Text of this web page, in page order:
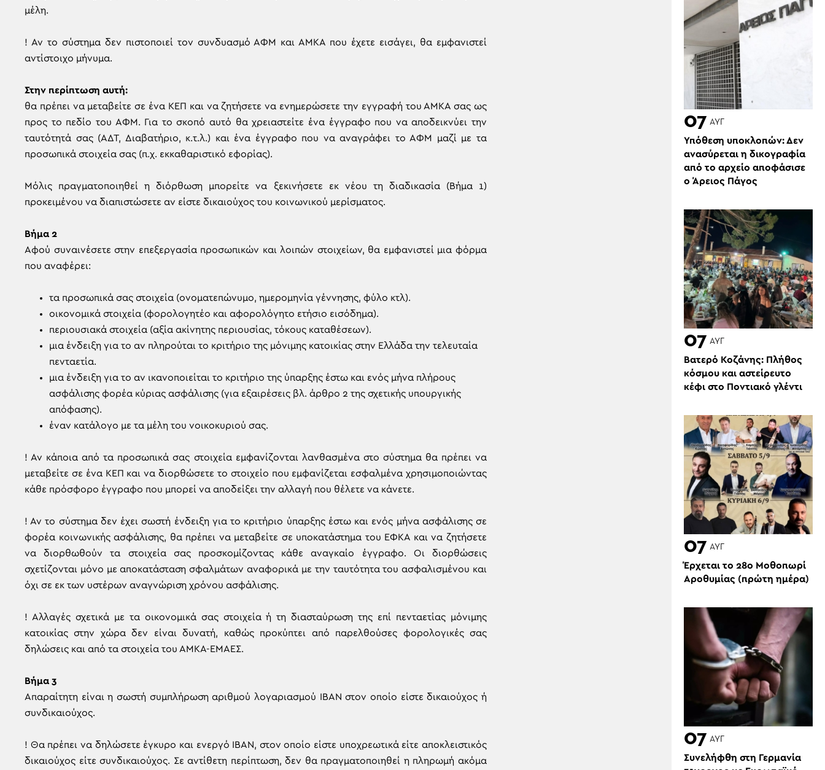
μέλη.
! Αν το σύστημα δεν πιστοποιεί τον συνδυασμό ΑΦΜ και ΑΜΚΑ που έχετε εισάγει, θα εμφανιστεί
αντίστοιχο μήνυμα.
Στην περίπτωση αυτή:
θα πρέπει να μεταβείτε σε ένα ΚΕΠ και να ζητήσετε να ενημερώσετε την εγγραφή του ΑΜΚΑ σας ως
προς το πεδίο του ΑΦΜ. Για το σκοπό αυτό θα χρειαστείτε ένα έγγραφο που να αποδεικνύει την
ταυτότητά σας (ΑΔΤ, Διαβατήριο, κ.τ.λ.) και ένα έγγραφο που να αναγράφει το ΑΦΜ μαζί με τα
προσωπικά στοιχεία σας (π.χ. εκκαθαριστικό εφορίας).
Μόλις πραγματοποιηθεί η διόρθωση μπορείτε να ξεκινήσετε εκ νέου τη διαδικασία (Βήμα 1)
προκειμένου να διαπιστώσετε αν είστε δικαιούχος του κοινωνικού μερίσματος.
Βήμα 2
Αφού συναινέσετε στην επεξεργασία προσωπικών και λοιπών στοιχείων, θα εμφανιστεί μια φόρμα
που αναφέρει:
τα προσωπικά σας στοιχεία (ονοματεπώνυμο, ημερομηνία γέννησης, φύλο κτλ).
οικονομικά στοιχεία (φορολογητέο και αφορολόγητο ετήσιο εισόδημα).
περιουσιακά στοιχεία (αξία ακίνητης περιουσίας, τόκους καταθέσεων).
μια ένδειξη για το αν πληρούται το κριτήριο της μόνιμης κατοικίας στην Ελλάδα την τελευταία
πενταετία.
μια ένδειξη για το αν ικανοποιείται το κριτήριο της ύπαρξης έστω και ενός μήνα πλήρους
ασφάλισης φορέα κύριας ασφάλισης (για εξαιρέσεις βλ. άρθρο 2 της σχετικής υπουργικής
απόφασης).
έναν κατάλογο με τα μέλη του νοικοκυριού σας.
! Αν κάποια από τα προσωπικά σας στοιχεία εμφανίζονται λανθασμένα στο σύστημα θα πρέπει να
μεταβείτε σε ένα ΚΕΠ και να διορθώσετε το στοιχείο που εμφανίζεται εσφαλμένα χρησιμοποιώντας
κάθε πρόσφορο έγγραφο που μπορεί να αποδείξει την αλλαγή που θέλετε να κάνετε.
! Αν το σύστημα δεν έχει σωστή ένδειξη για το κριτήριο ύπαρξης έστω και ενός μήνα ασφάλισης σε
φορέα κοινωνικής ασφάλισης, θα πρέπει να μεταβείτε σε υποκατάστημα του ΕΦΚΑ και να ζητήσετε
να διορθωθούν τα στοιχεία σας προσκομίζοντας κάθε αναγκαίο έγγραφο. Οι διορθώσεις
σχετίζονται μόνο με αποκατάσταση σφαλμάτων αναφορικά με την ταυτότητα του ασφαλισμένου και
όχι σε εκ των υστέρων αναγνώριση χρόνου ασφάλισης.
! Αλλαγές σχετικά με τα οικονομικά σας στοιχεία ή τη διασταύρωση της επί πενταετίας μόνιμης
κατοικίας στην χώρα δεν είναι δυνατή, καθώς προκύπτει από παρελθούσες φορολογικές σας
δηλώσεις και από τα στοιχεία του ΑΜΚΑ-ΕΜΑΕΣ.
Βήμα 3
Απαραίτητη είναι η σωστή συμπλήρωση αριθμού λογαριασμού IBAN στον οποίο είστε δικαιούχος ή
συνδικαιούχος.
! Θα πρέπει να δηλώσετε έγκυρο και ενεργό IBAN, στον οποίο είστε υποχρεωτικά είτε αποκλειστικός
δικαιούχος είτε συνδικαιούχος. Σε αντίθετη περίπτωση, δεν θα πραγματοποιηθεί η πληρωμή ακόμα
07 ΑΥΓ
Υπόθεση υποκλοπών: Δεν
ανασύρεται η δικογραφία
από το αρχείο αποφάσισε
ο Άρειος Πάγος
07 ΑΥΓ
Βατερό Κοζάνης: Πλήθος
κόσμου και αστείρευτο
κέφι στο Ποντιακό γλέντι
07 ΑΥΓ
Έρχεται το 28ο Μοθοπωρί
Αροθυμίας (πρώτη ημέρα)
07 ΑΥΓ
Συνελήφθη στη Γερμανία